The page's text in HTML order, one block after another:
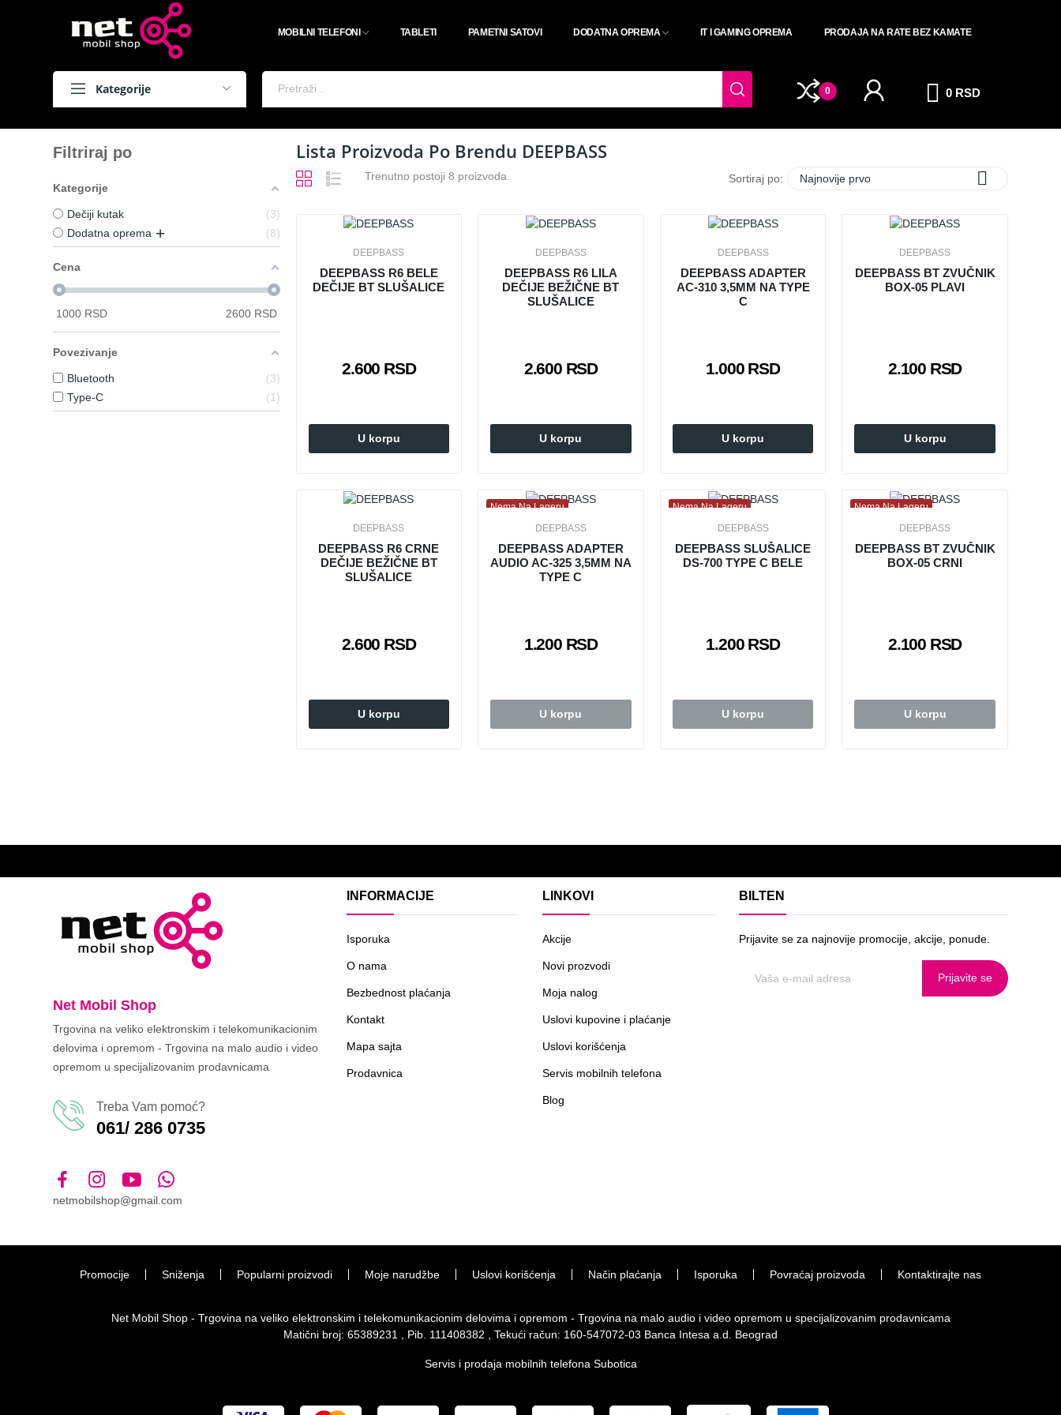
MOBILNI TELEFONI TABLETI PAMETNI SATOVI DODATNA OPREMA IT I GAMING OPREMA PRODAJA NA RATE BEZ KAMATE
Kategorije 0 0 RSD
Filtriraj po
Kategorije
Dečiji kutak
3
Dodatna oprema
8
Cena
1000 RSD 2600RSD
Povezivanje
Bluetooth
3
Type-C
1
Lista Proizvoda Po Brendu DEEPBASS
Trenutno postoji 8 proizvoda. Sortiraj po: Najnovije prvo 
DEEPBASS
DEEPBASS R6 BELE
DEČIJE BT SLUŠALICE
2.600 RSD
U korpu
DEEPBASS
DEEPBASS R6 LILA
DEČIJE BEŽIČNE BT
SLUŠALICE
2.600 RSD
U korpu
DEEPBASS
DEEPBASS ADAPTER
AC-310 3,5MM NA TYPE
C
1.000 RSD
U korpu
DEEPBASS
DEEPBASS BT ZVUČNIK
BOX-05 PLAVI
2.100 RSD
U korpu
DEEPBASS
DEEPBASS R6 CRNE
DEČIJE BEŽIČNE BT
SLUŠALICE
2.600 RSD
U korpu
Nema Na Lageru
DEEPBASS
DEEPBASS ADAPTER
AUDIO AC-325 3,5MM NA
TYPE C
1.200 RSD
U korpu
Nema Na Lageru
DEEPBASS
DEEPBASS SLUŠALICE
DS-700 TYPE C BELE
1.200 RSD
U korpu
Nema Na Lageru
DEEPBASS
DEEPBASS BT ZVUČNIK
BOX-05 CRNI
2.100 RSD
U korpu
Net Mobil Shop
Trgovina na veliko elektronskim i telekomunikacionim
delovima i opremom - Trgovina na malo audio i video
opremom u specijalizovanim prodavnicama
Treba Vam pomoć?
061/ 286 0735
netmobilshop@gmail.com
INFORMACIJE
Isporuka
O nama
Bezbednost plaćanja
Kontakt
Mapa sajta
Prodavnica
LINKOVI
Akcije
Novi prozvodi
Moja nalog
Uslovi kupovine i plaćanje
Uslovi korišćenja
Servis mobilnih telefona
Blog
BILTEN
Prijavite se za najnovije promocije, akcije, ponude.
Prijavite se
Promocije Sniženja Popularni proizvodi Moje narudžbe Uslovi korišćenja Način plaćanja Isporuka Povraćaj proizvoda Kontaktirajte nas
Net Mobil Shop - Trgovina na veliko elektronskim i telekomunikacionim delovima i opremom - Trgovina na malo audio i video opremom u specijalizovanim prodavnicama
Matični broj: 65389231 , Pib. 111408382 , Tekući račun: 160-547072-03 Banca Intesa a.d. Beograd
Servis i prodaja mobilnih telefona Subotica